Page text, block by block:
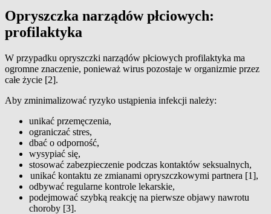
Opryszczka narządów płciowych:
profilaktyka
W przypadku opryszczki narządów płciowych profilaktyka ma
ogromne znaczenie, ponieważ wirus pozostaje w organizmie przez
całe życie [2].
Aby zminimalizować ryzyko ustąpienia infekcji należy:
unikać przemęczenia,
ograniczać stres,
dbać o odporność,
wysypiać się,
stosować zabezpieczenie podczas kontaktów seksualnych,
unikać kontaktu ze zmianami opryszczkowymi partnera [1],
odbywać regularne kontrole lekarskie,
podejmować szybką reakcję na pierwsze objawy nawrotu
choroby [3].